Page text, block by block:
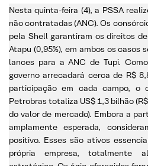
Nesta quinta-feira (4), a PSSA
não contratadas (ANC). Os
pela Shell garantiram os direitos
Atapu (0,95%), em ambos os casos
lances para a ANC de Tupi.
governo arrecadará cerca de R$
participação em cada campo, o
Petrobras totaliza US$ 1,3 bilhão
do valor de mercado). Embora a
amplamente esperada,
positivo. Esses são ativos
própria empresa, totalmente